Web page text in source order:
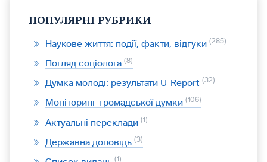
ПОПУЛЯРНІ РУБРИКИ
Наукове життя: події, факти, відгуки 285
Погляд соціолога 8
Думка молоді: результати U-Report 32
Моніторинг громадської думки 106
Актуальні переклади 1
Державна доповідь 3
1